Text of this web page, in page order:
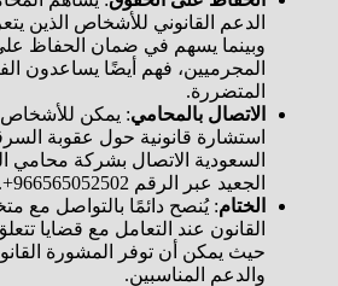
الدعم القانوني للأشخاص الذين
وبينما يسهم في ضمان الحفاظ
المجرميين، فهم أيضًا يساعدون
المتضررة.
الاتصال بالمحامي: يمكن للأشخاص
استشارة قانونية حول عقوبة
السعودية الاتصال بشركة محامي
الجعيد عبر الرقم 966565052502+.
الختام: يُنصح دائمًا بالتواصل مع
القانون عند التعامل مع قضايا
حيث يمكن أن توفر المشورة
والدعم المناسبين.